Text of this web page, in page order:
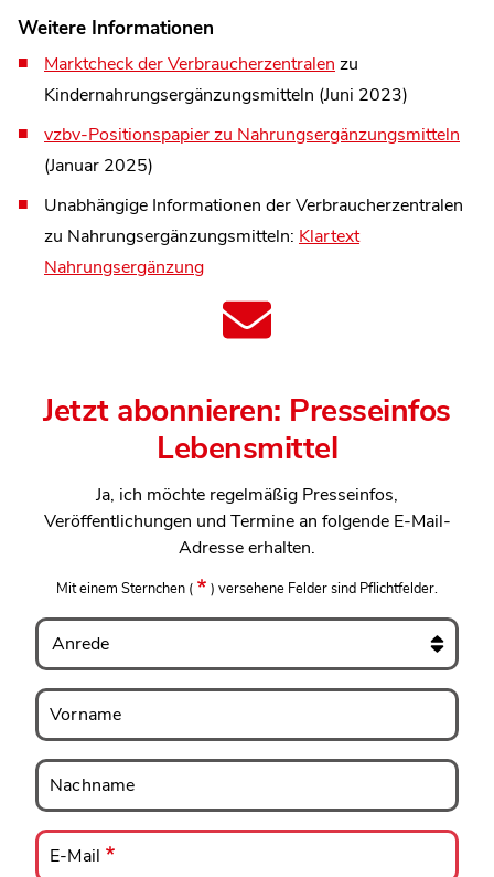
Weitere Informationen
Marktcheck der Verbraucherzentralen zu
Kindernahrungsergänzungsmitteln (Juni 2023)
vzbv-Positionspapier zu Nahrungsergänzungsmitteln
(Januar 2025)
Unabhängige Informationen der Verbraucherzentralen
zu Nahrungsergänzungsmitteln: Klartext
Nahrungsergänzung
Jetzt abonnieren: Presseinfos
Lebensmittel
Ja, ich möchte regelmäßig Presseinfos,
Veröffentlichungen und Termine an folgende E-Mail-
Adresse erhalten.
Mit einem Sternchen ( ) versehene Felder sind Pflichtfelder.
Anrede
Vorname
Vorname
Nachname
Nachname
E-
Mail
E-Mail